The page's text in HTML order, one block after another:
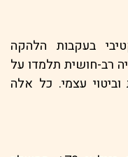
בעקבות הלהקה
רב-חושית תלמדו על
עצמי. כל אלה